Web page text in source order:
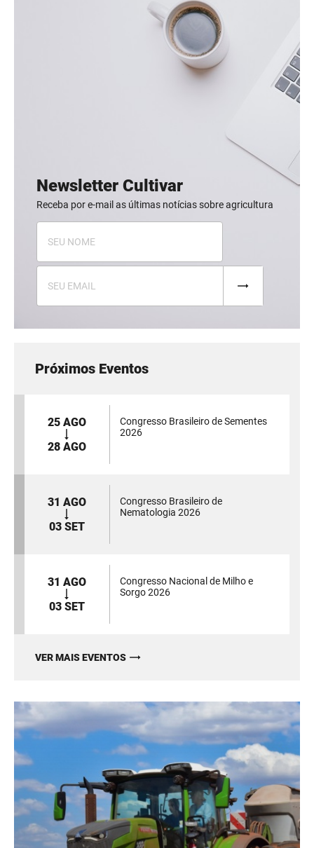
Newsletter Cultivar
Receba por e-mail as últimas notícias sobre agricultura
Próximos Eventos
25 AGO
28 AGO
Congresso Brasileiro de Sementes
2026
31 AGO
03 SET
Congresso Brasileiro de
Nematologia 2026
31 AGO
03 SET
Congresso Nacional de Milho e
Sorgo 2026
VER MAIS EVENTOS